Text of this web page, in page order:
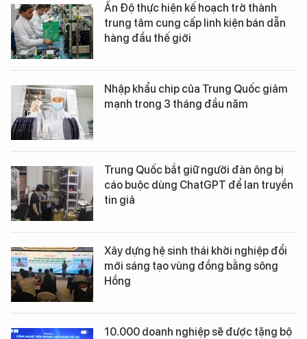
Ấn Độ thực hiện kế hoạch trở thành
trung tâm cung cấp linh kiện bán dẫn
hàng đầu thế giới
Nhập khẩu chip của Trung Quốc giảm
mạnh trong 3 tháng đầu năm
Trung Quốc bắt giữ người đàn ông bị
cáo buộc dùng ChatGPT để lan truyền
tin giả
Xây dựng hệ sinh thái khởi nghiệp đổi
mới sáng tạo vùng đồng bằng sông
Hồng
10.000 doanh nghiệp sẽ được tặng bộ